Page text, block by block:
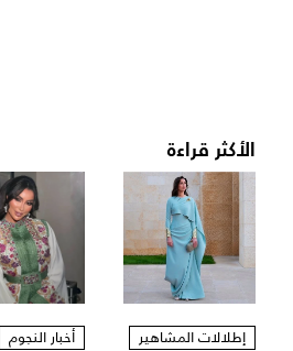
الأكثر قراءة
إطلالات المشاهير أخبار النجوم